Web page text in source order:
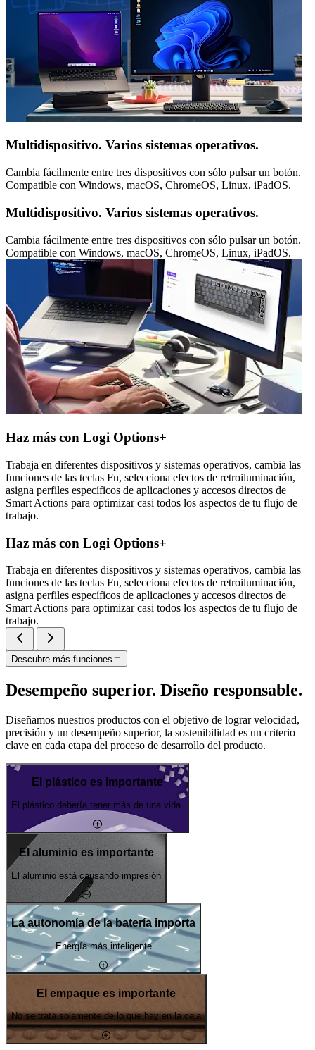
Multidispositivo. Varios sistemas operativos.
Cambia fácilmente entre tres dispositivos con sólo pulsar un botón.
Compatible con Windows, macOS, ChromeOS, Linux, iPadOS.
Multidispositivo. Varios sistemas operativos.
Cambia fácilmente entre tres dispositivos con sólo pulsar un botón.
Compatible con Windows, macOS, ChromeOS, Linux, iPadOS.
Haz más con Logi Options+
Trabaja en diferentes dispositivos y sistemas operativos, cambia las
funciones de las teclas Fn, selecciona efectos de retroiluminación,
asigna perfiles específicos de aplicaciones y accesos directos de
Smart Actions para optimizar casi todos los aspectos de tu flujo de
trabajo.
Haz más con Logi Options+
Trabaja en diferentes dispositivos y sistemas operativos, cambia las
funciones de las teclas Fn, selecciona efectos de retroiluminación,
asigna perfiles específicos de aplicaciones y accesos directos de
Smart Actions para optimizar casi todos los aspectos de tu flujo de
trabajo.
Descubre más funciones
Desempeño superior. Diseño responsable.
Diseñamos nuestros productos con el objetivo de lograr velocidad,
precisión y un desempeño superior, la sostenibilidad es un criterio
clave en cada etapa del proceso de desarrollo del producto.
El plástico es importante
El plástico debería tener más de una vida.
El aluminio es importante
El aluminio está causando impresión
La autonomía de la batería importa
Energía más inteligente
El empaque es importante
No se trata solamente de lo que hay en la caja